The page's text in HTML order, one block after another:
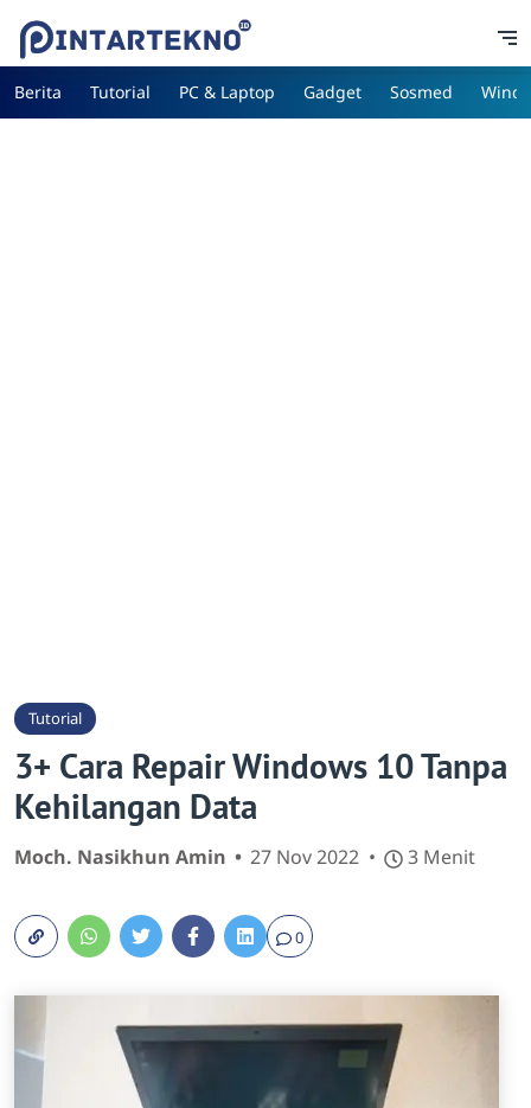
Berita Tutorial PC & Laptop Gadget Sosmed
Tutorial
3+ Cara Repair Windows 10 Tanpa
Kehilangan Data
Moch. Nasikhun Amin 27 Nov 2022 3 Menit
0